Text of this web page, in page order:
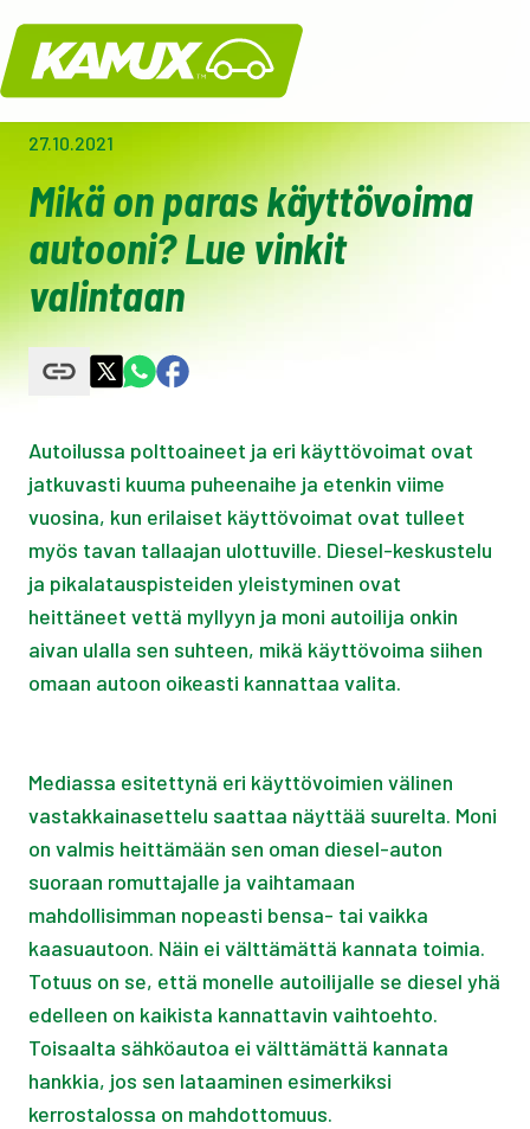
Kamux
27.10.2021
Mikä on paras käyttövoima
autooni? Lue vinkit
valintaan
Autoilussa polttoaineet ja eri käyttövoimat ovat
jatkuvasti kuuma puheenaihe ja etenkin viime
vuosina, kun erilaiset käyttövoimat ovat tulleet
myös tavan tallaajan ulottuville. Diesel-keskustelu
ja pikalatauspisteiden yleistyminen ovat
heittäneet vettä myllyyn ja moni autoilija onkin
aivan ulalla sen suhteen, mikä käyttövoima siihen
omaan autoon oikeasti kannattaa valita.
Mediassa esitettynä eri käyttövoimien välinen
vastakkainasettelu saattaa näyttää suurelta. Moni
on valmis heittämään sen oman diesel-auton
suoraan romuttajalle ja vaihtamaan
mahdollisimman nopeasti bensa- tai vaikka
kaasuautoon. Näin ei välttämättä kannata toimia.
Totuus on se, että monelle autoilijalle se diesel yhä
edelleen on kaikista kannattavin vaihtoehto.
Toisaalta sähköautoa ei välttämättä kannata
hankkia, jos sen lataaminen esimerkiksi
kerrostalossa on mahdottomuus.